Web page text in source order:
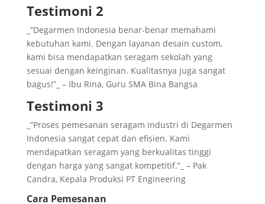
Testimoni 2
_”Degarmen Indonesia benar-benar memahami
kebutuhan kami. Dengan layanan desain custom,
kami bisa mendapatkan seragam sekolah yang
sesuai dengan keinginan. Kualitasnya juga sangat
bagus!”_ – Ibu Rina, Guru SMA Bina Bangsa
Testimoni 3
_”Proses pemesanan seragam industri di Degarmen
Indonesia sangat cepat dan efisien. Kami
mendapatkan seragam yang berkualitas tinggi
dengan harga yang sangat kompetitif.”_ – Pak
Candra, Kepala Produksi PT Engineering
Cara Pemesanan